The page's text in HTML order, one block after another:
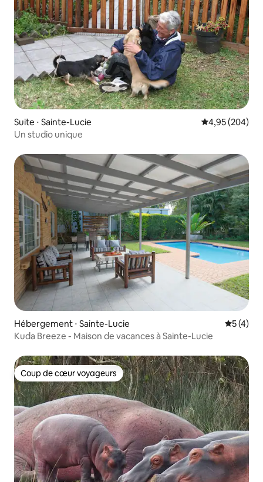
Suite ⋅ Sainte-Lucie Évaluation
4,95 (204)
Un studio unique
Hébergement ⋅ Sainte-Lucie
5 (4)
Kuda Breeze - Maison de vacances à Sainte-Lucie
Coup de cœur voyageurs
Coup de cœur voyageurs